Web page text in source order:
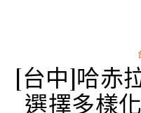
[台中]哈赤
選擇多樣